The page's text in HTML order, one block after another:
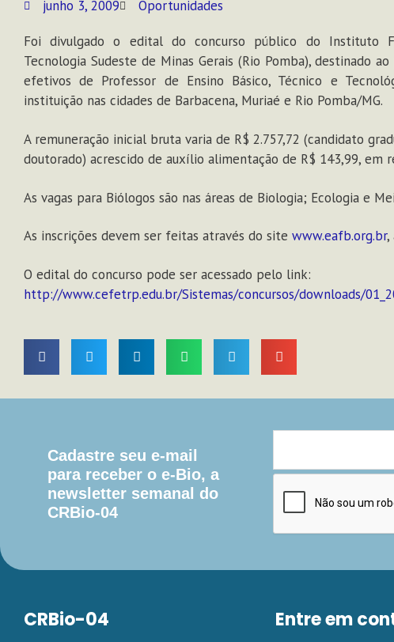
junho 3, 2009 Oportunidades
Foi divulgado o edital do concurso público do Instituto
Tecnologia Sudeste de Minas Gerais (Rio Pomba), destinado
efetivos de Professor de Ensino Básico, Técnico e
instituição nas cidades de Barbacena, Muriaé e Rio Pomba/MG.
A remuneração inicial bruta varia de R$ 2.757,72 (candidato
doutorado) acrescido de auxílio alimentação de R$ 143,99, em
As vagas para Biólogos são nas áreas de Biologia; Ecologia e
As inscrições devem ser feitas através do site www.eafb.org.br,
O edital do concurso pode ser acessado pelo link:
http://www.cefetrp.edu.br/Sistemas/concursos/downloads/
Cadastre seu e-mail
para receber o e-Bio, a
newsletter semanal do
CRBio-04
CRBio-04 Entre em